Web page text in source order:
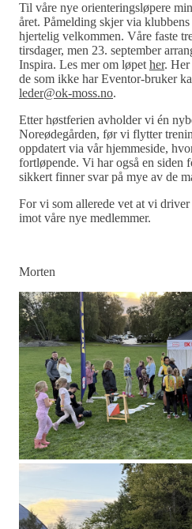
Til våre nye orienteringsløpere
året. Påmelding skjer via
hjertelig velkommen. Våre faste
tirsdager, men 23. september
Inspira. Les mer om løpet her. Her
de som ikke har Eventor-bruker
leder@ok-moss.no.
Etter høstferien avholder vi én
Noreødegården, før vi flytter
oppdatert via vår hjemmeside,
fortløpende. Vi har også en siden
sikkert finner svar på mye av de
For vi som allerede vet at vi
imot våre nye medlemmer.
Morten